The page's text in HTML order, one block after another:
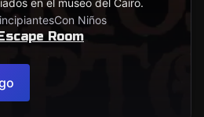
en el museo del Cairo.
Con Niños
Room